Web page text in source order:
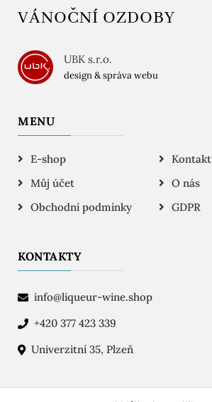
VÁNOČNÍ OZDOBY
UBK s.r.o.
design & správa webu
MENU
E-shop
Kontakt
Můj účet
O nás
Obchodní podmínky
GDPR
KONTAKTY
info@liqueur-wine.shop
+420 377 423 339
Univerzitní 35, Plzeň